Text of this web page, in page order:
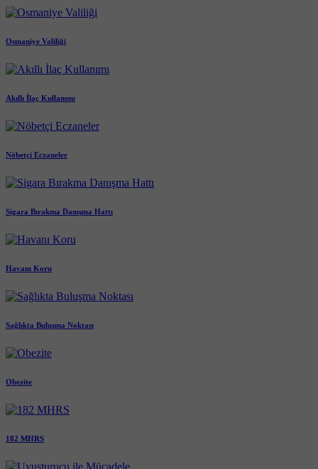
Osmaniye Valiliği
Akıllı İlaç Kullanımı
Nöbetçi Eczaneler
Sigara Bırakma Danışma Hattı
Havanı Koru
Sağlıkta Buluşma Noktası
Obezite
182 MHRS